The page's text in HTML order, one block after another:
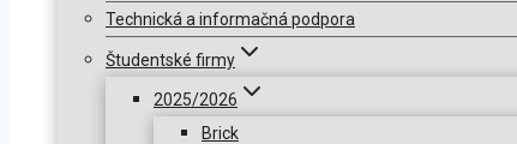
Technická a informačná podpora
Študentské firmy
2025/2026
Brick